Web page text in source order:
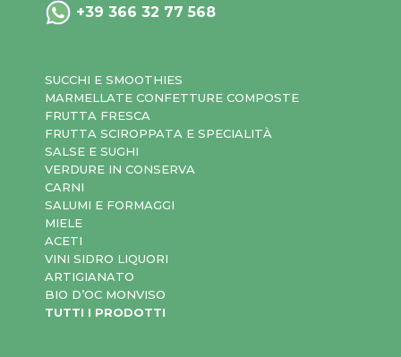
+39 366 32 77 568
SUCCHI E SMOOTHIES
MARMELLATE CONFETTURE COMPOSTE
FRUTTA FRESCA
FRUTTA SCIROPPATA E SPECIALITÀ
SALSE E SUGHI
VERDURE IN CONSERVA
CARNI
SALUMI E FORMAGGI
MIELE
ACETI
VINI SIDRO LIQUORI
ARTIGIANATO
BIO D’OC MONVISO
TUTTI I PRODOTTI